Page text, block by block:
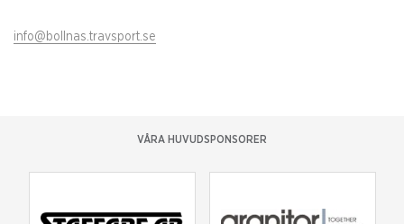
info@bollnas.travsport.se
VÅRA HUVUDSPONSORER